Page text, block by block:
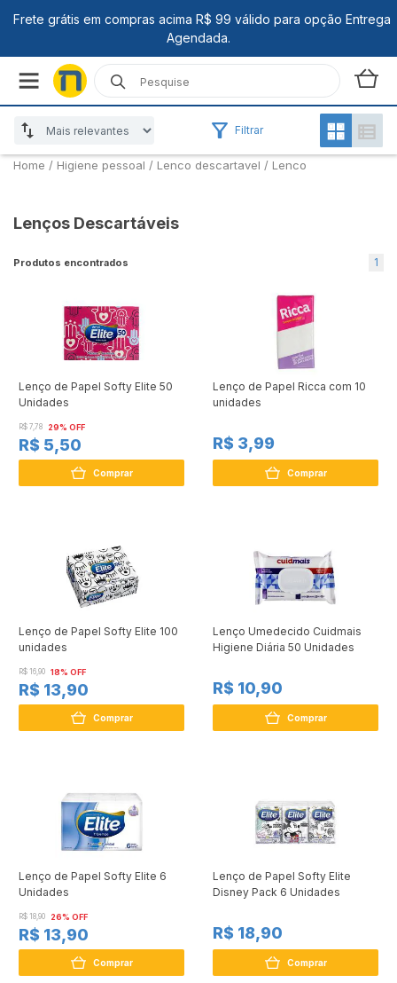
Filtrar
Home / Higiene pessoal / Lenco descartavel / Lenco
Lenços Descartáveis
Produtos encontrados 1
Lenço de Papel Softy Elite 50
Unidades
R$ 7,78 29% OFF
R$ 5,50
Comprar
Lenço de Papel Ricca com 10
unidades
R$ 3,99
Comprar
Lenço de Papel Softy Elite 100
unidades
R$ 16,90 18% OFF
R$ 13,90
Comprar
Lenço Umedecido Cuidmais
Higiene Diária 50 Unidades
R$ 10,90
Comprar
Lenço de Papel Softy Elite 6
Unidades
R$ 18,90 26% OFF
R$ 13,90
Comprar
Lenço de Papel Softy Elite
Disney Pack 6 Unidades
R$ 18,90
Comprar